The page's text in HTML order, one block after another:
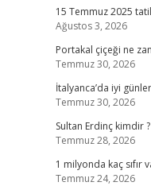
15 Temmuz 2025
Ağustos 3, 2026
Portakal çiçeği ne
Temmuz 30, 2026
İtalyanca’da iyi
Temmuz 30, 2026
Sultan Erdinç kimdir ?
Temmuz 28, 2026
1 milyonda kaç sıfır
Temmuz 24, 2026